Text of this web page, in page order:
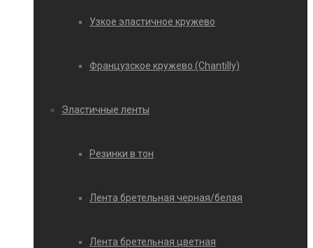
Узкое эластичное кружево
Французское кружево (Chantilly)
Эластичные ленты
Резинки в тон
Лента бретельная черная/белая
Лента бретельная цветная